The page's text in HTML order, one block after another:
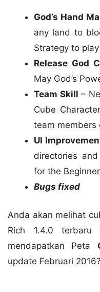
God’s Hand
any land to
Strategy to
Release God
May God’s
Team Skill –
Cube
team
UI
directories
for the
Bugs fixed
Anda akan melihat
Rich 1.4.0 terbaru
mendapatkan Peta
update Februari 2016?